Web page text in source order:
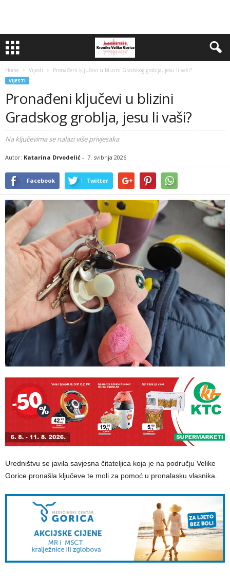
Home Vijesti Pronađeni ključevi u blizini Gradskog groblja, jesu li vaši?
VIJESTI
Pronađeni ključevi u blizini
Gradskog groblja, jesu li vaši?
Na ključevima se nalazi više privjesaka
Autor: Katarina Drvodelić - 7. svibnja 2026
Facebook Twitter
Uredništvu se javila savjesna čitateljica koja je na području Velike
Gorice pronašla ključeve te moli za pomoć u pronalasku vlasnika.